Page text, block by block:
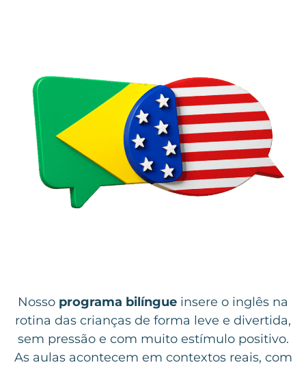
Nosso programa bilíngue insere o inglês na
rotina das crianças de forma leve e divertida,
sem pressão e com muito estímulo positivo.
As aulas acontecem em contextos reais, com